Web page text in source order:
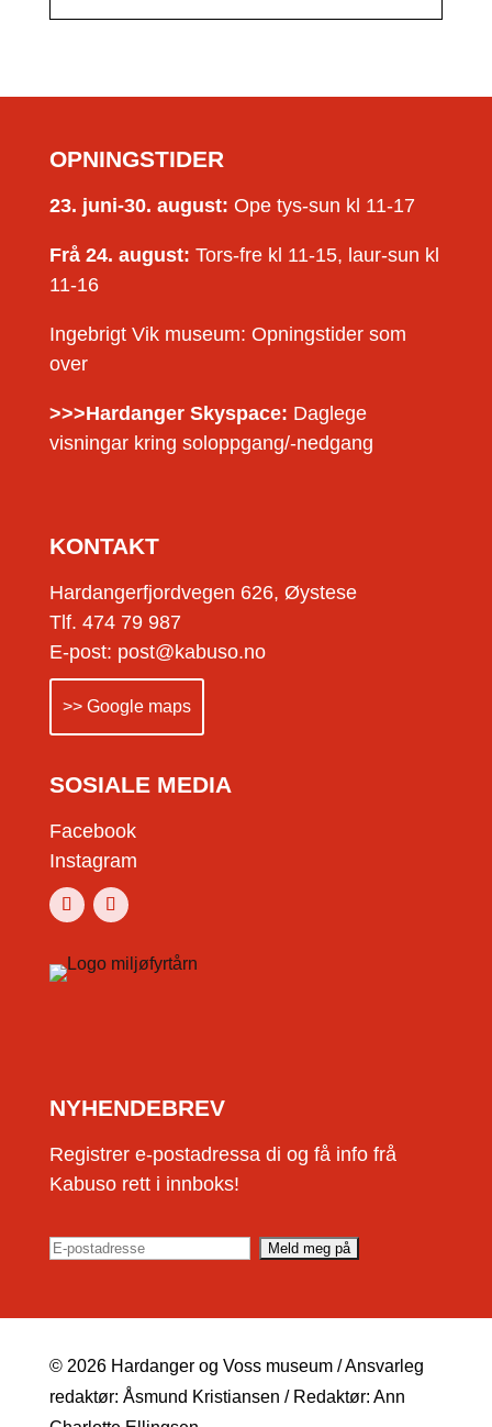
OPNINGSTIDER
23. juni-30. august: Ope tys-sun kl 11-17
Frå 24. august: Tors-fre kl 11-15, laur-sun kl
11-16
Ingebrigt Vik museum: Opningstider som
over
>>>Hardanger Skyspace: Daglege
visningar kring soloppgang/-nedgang
KONTAKT
Hardangerfjordvegen 626, Øystese
Tlf. 474 79 987
E-post: post@kabuso.no
>> Google maps
SOSIALE MEDIA
Facebook
Instagram
NYHENDEBREV
Registrer e-postadressa di og få info frå
Kabuso rett i innboks!
© 2026 Hardanger og Voss museum / Ansvarleg
redaktør: Åsmund Kristiansen / Redaktør: Ann